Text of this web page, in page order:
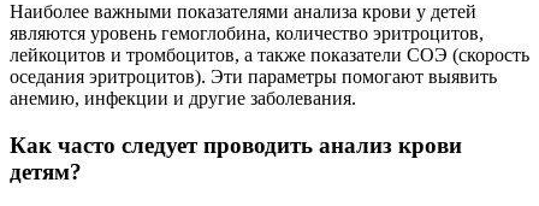
Наиболее важными показателями анализа крови у детей
являются уровень гемоглобина, количество эритроцитов,
лейкоцитов и тромбоцитов, а также показатели СОЭ (скорость
оседания эритроцитов). Эти параметры помогают выявить
анемию, инфекции и другие заболевания.
Как часто следует проводить анализ крови
детям?